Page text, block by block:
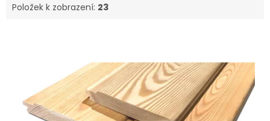
Položek k zobrazení: 23